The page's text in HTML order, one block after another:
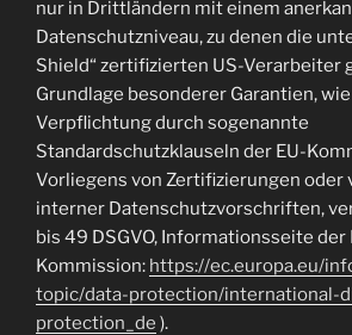
nur in Drittländern mit einem
Datenschutzniveau, zu denen die
Shield“ zertifizierten US-Verarbeiter
Grundlage besonderer Garantien,
Verpflichtung durch sogenannte
Standardschutzklauseln der EU-
Vorliegens von Zertifizierungen oder
interner Datenschutzvorschriften,
bis 49 DSGVO, Informationsseite der
Kommission: https://ec.europa.eu/
topic/data-protection/international-
protection_de ).